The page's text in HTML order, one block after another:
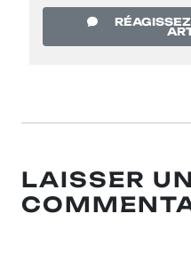
LAISSER UN